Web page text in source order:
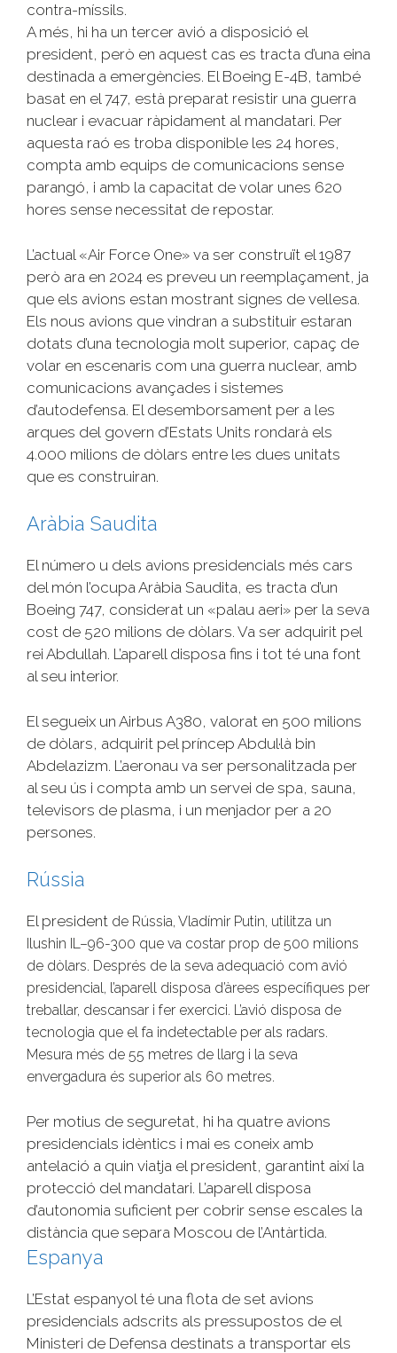
contra-míssils.
A més, hi ha un tercer avió a disposició el
president, però en aquest cas es tracta d’una eina
destinada a emergències. El Boeing E-4B, també
basat en el 747, està preparat resistir una guerra
nuclear i evacuar ràpidament al mandatari. Per
aquesta raó es troba disponible les 24 hores,
compta amb equips de comunicacions sense
parangó, i amb la capacitat de volar unes 620
hores sense necessitat de repostar.
L’actual «Air Force One» va ser construït el 1987
però ara en 2024 es preveu un reemplaçament, ja
que els avions estan mostrant signes de vellesa.
Els nous avions que vindran a substituir estaran
dotats d’una tecnologia molt superior, capaç de
volar en escenaris com una guerra nuclear, amb
comunicacions avançades i sistemes
d’autodefensa. El desemborsament per a les
arques del govern d’Estats Units rondarà els
4.000 milions de dòlars entre les dues unitats
que es construiran.
Aràbia Saudita
El número u dels avions presidencials més cars
del món l’ocupa Aràbia Saudita, es tracta d’un
Boeing 747, considerat un «palau aeri» per la seva
cost de 520 milions de dòlars. Va ser adquirit pel
rei Abdullah. L’aparell disposa fins i tot té una font
al seu interior.
El segueix un Airbus A380, valorat en 500 milions
de dòlars, adquirit pel príncep Abdul·là bin
Abdelazizm. L’aeronau va ser personalitzada per
al seu ús i compta amb un servei de spa, sauna,
televisors de plasma, i un menjador per a 20
persones.
Rússia
El president de Rússia, Vladímir Putin, utilitza un
Ilushin IL–96-300 que va costar prop de 500 milions
de dòlars. Després de la seva adequació com avió
presidencial, l’aparell disposa d’àrees específiques per
treballar, descansar i fer exercici. L’avió disposa de
tecnologia que el fa indetectable per als radars.
Mesura més de 55 metres de llarg i la seva
envergadura és superior als 60 metres.
Per motius de seguretat, hi ha quatre avions
presidencials idèntics i mai es coneix amb
antelació a quin viatja el president, garantint així la
protecció del mandatari. L’aparell disposa
d’autonomia suficient per cobrir sense escales la
distància que separa Moscou de l’Antàrtida.
Espanya
L’Estat espanyol té una flota de set avions
presidencials adscrits als pressupostos de el
Ministeri de Defensa destinats a transportar els